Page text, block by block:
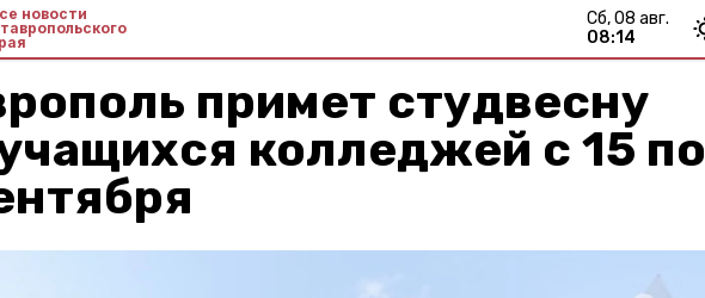
новости
сб, 08 авг.
08:14
примет студвесну
колледжей с 15 по